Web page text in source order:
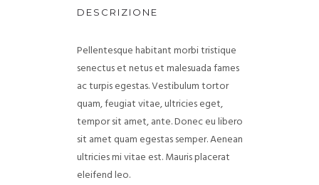
DESCRIZIONE
Pellentesque habitant morbi tristique
senectus et netus et malesuada fames
ac turpis egestas. Vestibulum tortor
quam, feugiat vitae, ultricies eget,
tempor sit amet, ante. Donec eu libero
sit amet quam egestas semper. Aenean
ultricies mi vitae est. Mauris placerat
eleifend leo.